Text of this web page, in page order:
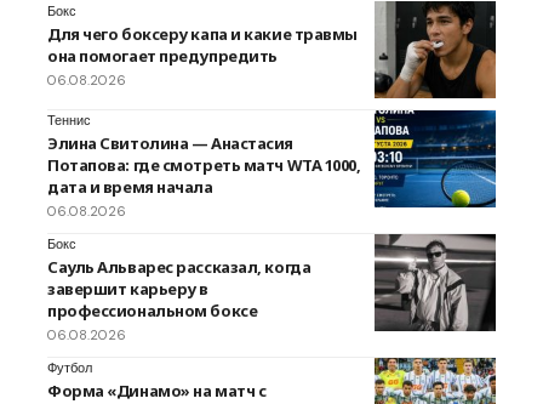
Бокс
Для чего боксеру капа и какие травмы
она помогает предупредить
06.08.2026
Теннис
Элина Свитолина — Анастасия
Потапова: где смотреть матч WTA 1000,
дата и время начала
06.08.2026
Бокс
Сауль Альварес рассказал, когда
завершит карьеру в
профессиональном боксе
06.08.2026
Футбол
Форма «Динамо» на матч с